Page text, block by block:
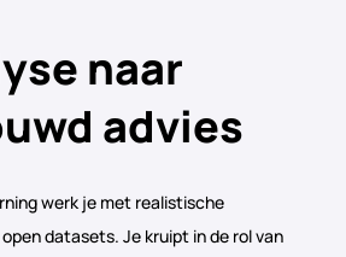
naar
advies
werk je met realistische
datasets. Je kruipt in de rol van